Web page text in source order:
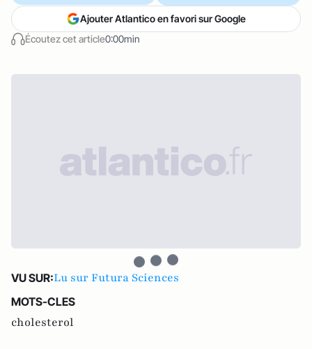
Écoutez cet article0:00min
Ajouter Atlantico en favori sur Google
VU SUR:Lu sur Futura Sciences
MOTS-CLES
cholesterol